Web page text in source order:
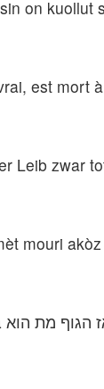
on
est mort
Leib zwar
mouri
מת הוא